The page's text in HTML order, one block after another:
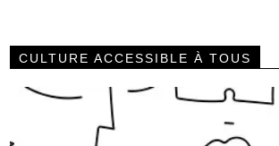
CULTURE ACCESSIBLE À TOUS